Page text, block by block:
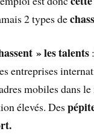
2 types de
» les talents
entreprises
mobiles dans
élevés. Des